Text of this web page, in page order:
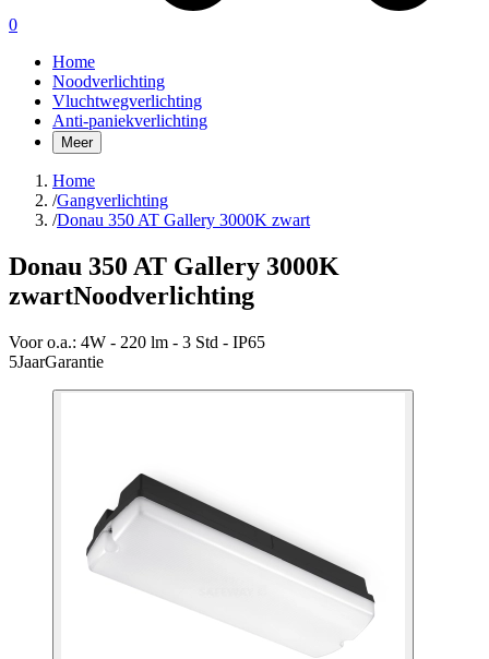
0
Home
Noodverlichting
Vluchtwegverlichting
Anti-paniekverlichting
Meer
Home
/Gangverlichting
/Donau 350 AT Gallery 3000K zwart
Donau 350 AT Gallery 3000K
zwartNoodverlichting
Voor o.a.: 4W - 220 lm - 3 Std - IP65
5JaarGarantie